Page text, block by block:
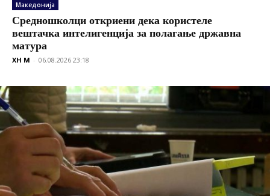
Македонија
Средношколци откриени дека користеле
вештачка интелигенција за полагање државна
матура
XH M - 06.08.2026 23:18